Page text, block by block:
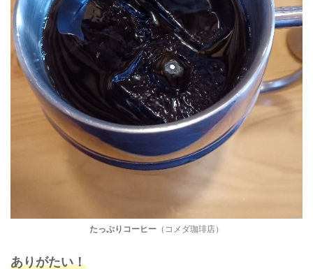
たっぷりコーヒー （コメダ珈琲店）
ありがたい！